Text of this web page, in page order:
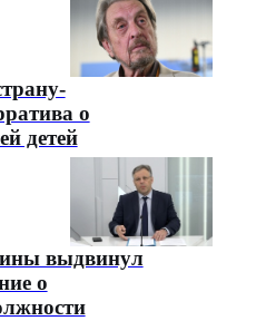
о
детей
выдвинул
о